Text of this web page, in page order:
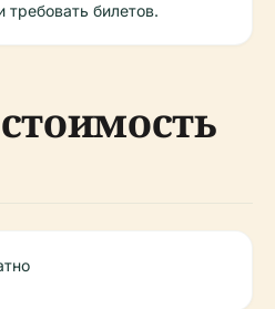
требовать билетов.